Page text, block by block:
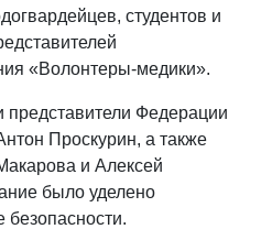
студентов и
«Волонтеры-медики».
представители Федерации
Проскурин, а также
и Алексей
было уделено
безопасности.